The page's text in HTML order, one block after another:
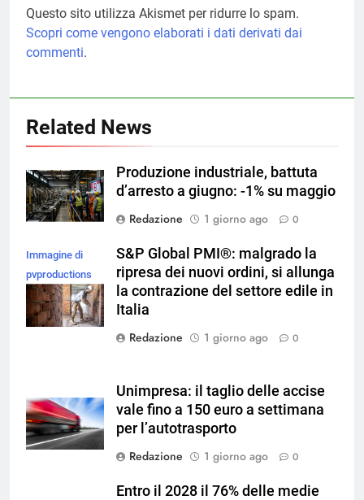
Questo sito utilizza Akismet per ridurre lo spam.
Scopri come vengono elaborati i dati derivati dai
commenti.
Related News
Produzione industriale, battuta
d’arresto a giugno: -1% su maggio
Redazione
1 giorno ago 0
Immagine di
pvproductions
su Magnific
S&P Global PMI®: malgrado la
ripresa dei nuovi ordini, si allunga
la contrazione del settore edile in
Italia
Redazione
1 giorno ago 0
Unimpresa: il taglio delle accise
vale fino a 150 euro a settimana
per l’autotrasporto
Redazione
1 giorno ago 0
Entro il 2028 il 76% delle medie